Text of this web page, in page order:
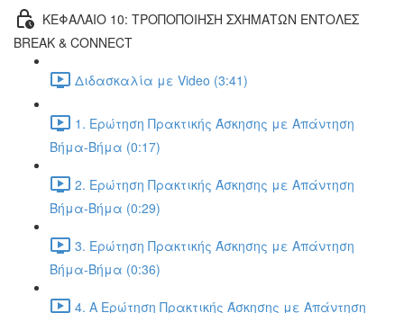
ΚΕΦΑΛΑΙΟ 10: ΤΡΟΠΟΠΟΙΗΣΗ ΣΧΗΜΑΤΩΝ ΕΝΤΟΛΕΣ
BREAK & CONNECT
Διδασκαλία με Video (3:41)
1. Ερώτηση Πρακτικής Άσκησης με Απάντηση
Βήμα-Βήμα (0:17)
2. Ερώτηση Πρακτικής Άσκησης με Απάντηση
Βήμα-Βήμα (0:29)
3. Ερώτηση Πρακτικής Άσκησης με Απάντηση
Βήμα-Βήμα (0:36)
4. Α Ερώτηση Πρακτικής Άσκησης με Απάντηση